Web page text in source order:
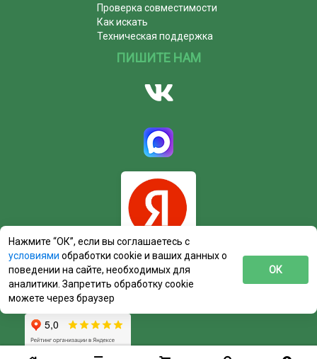
Проверка совместимости
Как искать
Техническая поддержка
ПИШИТЕ НАМ
Нажмите “ОК”, если вы соглашаетесь с
условиями обработки cookie и ваших данных о
поведении на сайте, необходимых для
аналитики. Запретить обработку cookie
можете через браузер
ОК